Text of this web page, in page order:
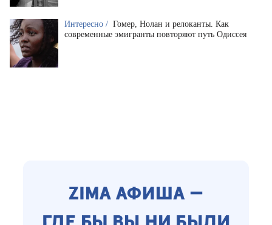
Интересно / Гомер, Нолан и релоканты. Как
современные эмигранты повторяют путь Одиссея